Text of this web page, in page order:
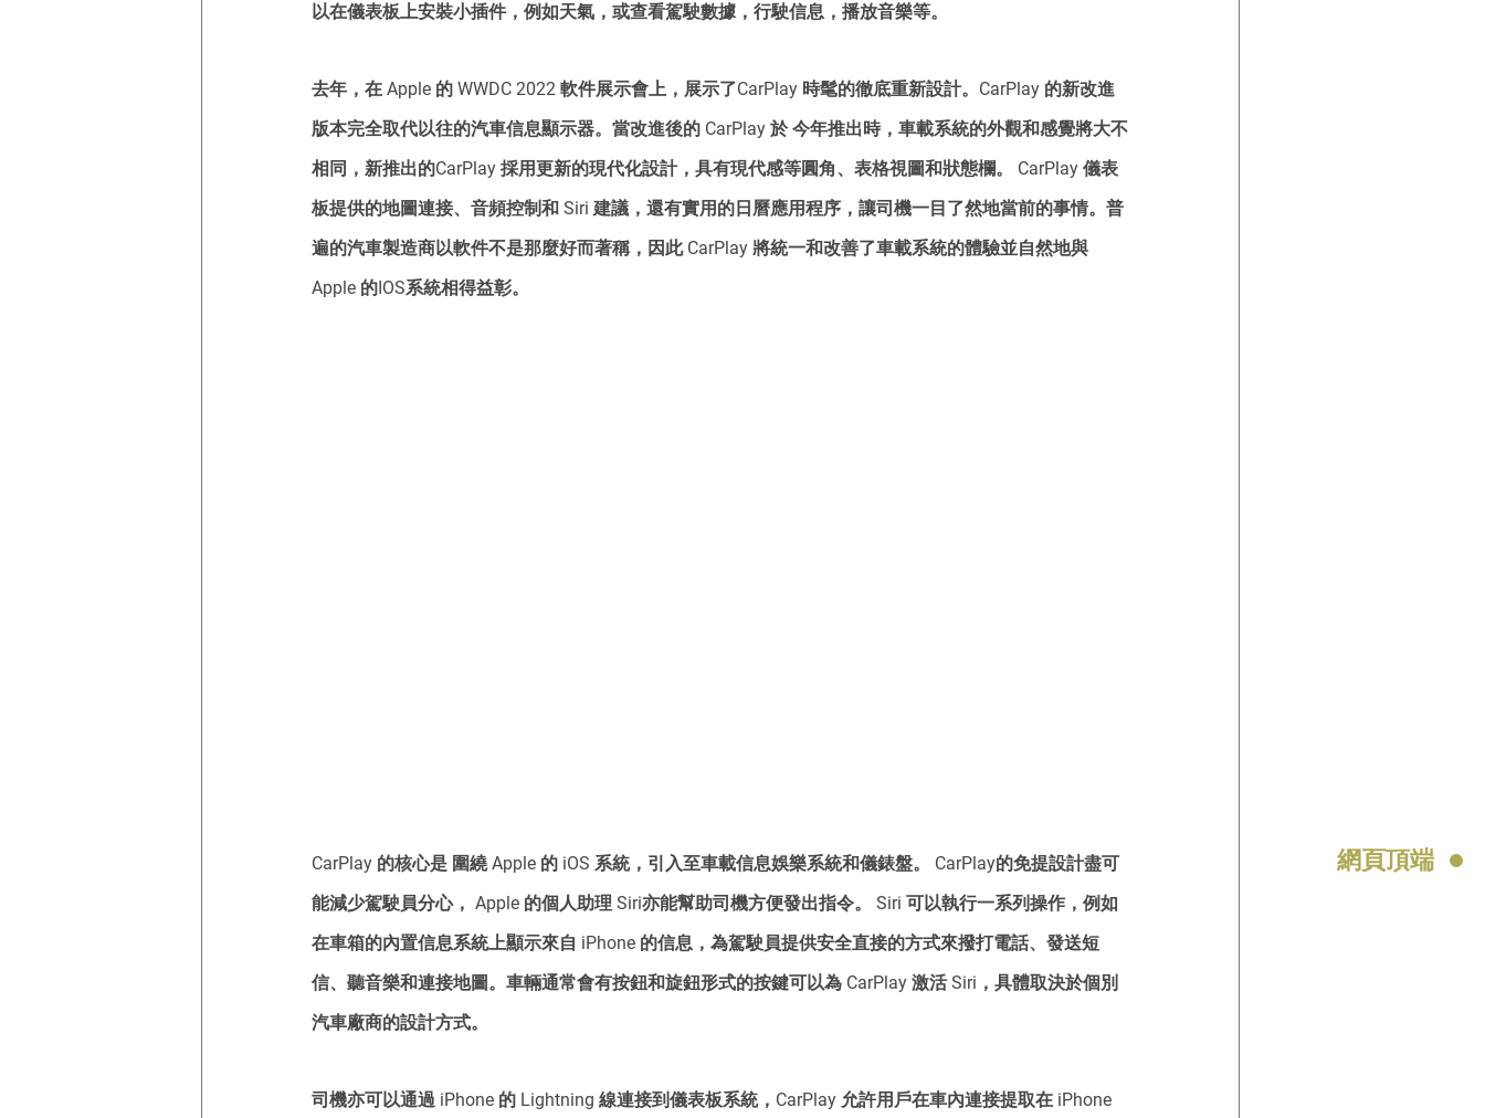
網頁頂端
以在儀表板上安裝小插件，例如天氣，或查看駕駛數據，行駛信息，播放音樂等。
去年，在 Apple 的 WWDC 2022 軟件展示會上，展示了CarPlay 時髦的徹底重新設計。CarPlay 的新改進
版本完全取代以往的汽車信息顯示器。當改進後的 CarPlay 於 今年推出時，車載系統的外觀和感覺將大不
相同，新推出的CarPlay 採用更新的現代化設計，具有現代感等圓角、表格視圖和狀態欄。 CarPlay 儀表
板提供的地圖連接、音頻控制和 Siri 建議，還有實用的日曆應用程序，讓司機一目了然地當前的事情。普
遍的汽車製造商以軟件不是那麼好而著稱，因此 CarPlay 將統一和改善了車載系統的體驗並自然地與
Apple 的IOS系統相得益彰。
CarPlay 的核心是 圍繞 Apple 的 iOS 系統，引入至車載信息娛樂系統和儀錶盤。 CarPlay的免提設計盡可
能減少駕駛員分心， Apple 的個人助理 Siri亦能幫助司機方便發出指令。 Siri 可以執行一系列操作，例如
在車箱的內置信息系統上顯示來自 iPhone 的信息，為駕駛員提供安全直接的方式來撥打電話、發送短
信、聽音樂和連接地圖。車輛通常會有按鈕和旋鈕形式的按鍵可以為 CarPlay 激活 Siri，具體取決於個別
汽車廠商的設計方式。
司機亦可以通過 iPhone 的 Lightning 線連接到儀表板系統，CarPlay 允許用戶在車內連接提取在 iPhone